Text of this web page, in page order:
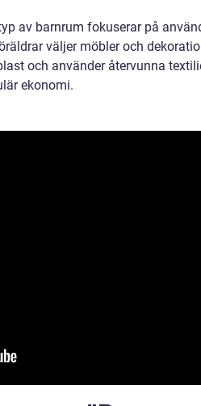
av barnrum fokuserar på
väljer möbler och
och använder återvunna
ekonomi.